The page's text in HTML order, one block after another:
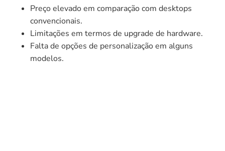
Preço elevado em comparação com desktops
convencionais.
Limitações em termos de upgrade de hardware.
Falta de opções de personalização em alguns
modelos.